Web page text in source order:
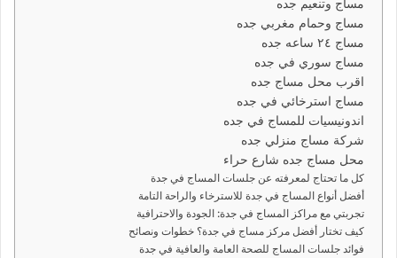
مساج وتنعيم جده
مساج وحمام مغربي جده
مساج ٢٤ ساعه جده
مساج سوري في جده
اقرب محل مساج جده
مساج استرخائي في جده
اندونيسيات للمساج في جده
شركة مساج منزلي جده
محل مساج جده شارع حراء
كل ما تحتاج لمعرفته عن جلسات المساج في جدة
أفضل أنواع المساج في جدة للاسترخاء والراحة التامة
تجربتي مع مراكز المساج في جدة: الجودة والاحترافية
كيف تختار أفضل مركز مساج في جدة؟ خطوات ونصائح
فوائد جلسات المساج للصحة العامة والعافية في جدة